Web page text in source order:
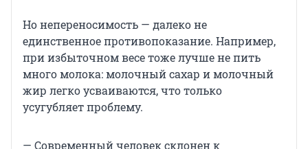
Но непереносимость — далеко не
единственное противопоказание. Например,
при избыточном весе тоже лучше не пить
много молока: молочный сахар и молочный
жир легко усваиваются, что только
усугубляет проблему.
— Современный человек склонен к